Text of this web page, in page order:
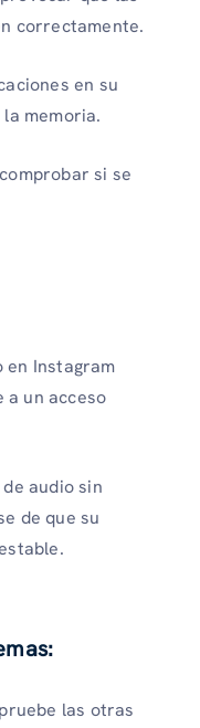
correctamente.
en su
memoria.
si se
en Instagram
a un acceso
audio sin
de que su
:
las otras